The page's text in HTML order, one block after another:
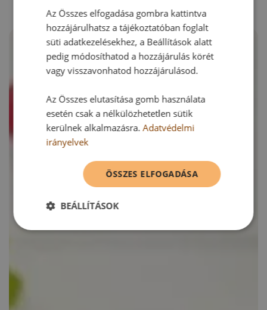
Az Összes elfogadása gombra kattintva
hozzájárulhatsz a tájékoztatóban foglalt
süti adatkezelésekhez, a Beállítások alatt
pedig módosíthatod a hozzájárulás körét
vagy visszavonhatod hozzájárulásod.
Az Összes elutasítása gomb használata
esetén csak a nélkülözhetetlen sütik
kerülnek alkalmazásra.Adatvédelmi
irányelvek
ÖSSZES ELFOGADÁSA
BEÁLLÍTÁSOK